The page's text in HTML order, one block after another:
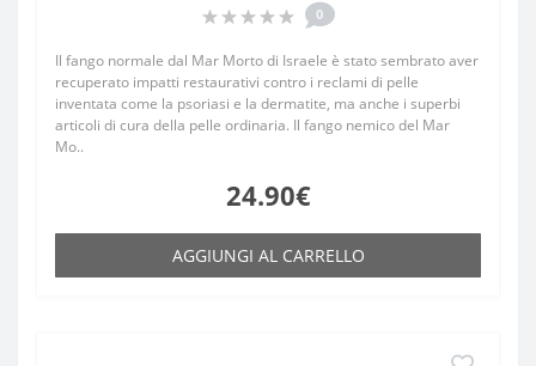
0
Il fango normale dal Mar Morto di Israele è stato sembrato aver
recuperato impatti restaurativi contro i reclami di pelle
inventata come la psoriasi e la dermatite, ma anche i superbi
articoli di cura della pelle ordinaria. Il fango nemico del Mar
Mo..
24.90€
AGGIUNGI AL CARRELLO